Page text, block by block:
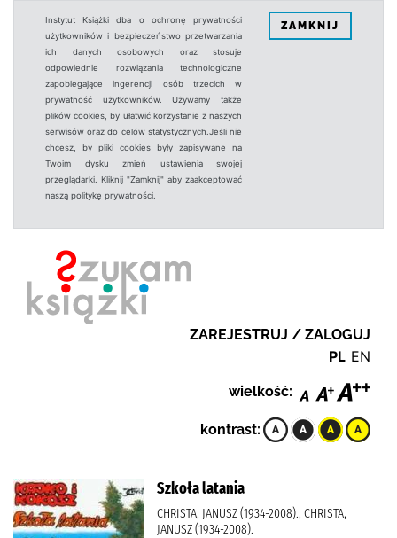
Instytut Książki dba o ochronę prywatności
użytkowników i bezpieczeństwo przetwarzania
ich danych osobowych oraz stosuje
odpowiednie rozwiązania technologiczne
zapobiegające ingerencji osób trzecich w
prywatność użytkowników. Używamy także
plików cookies, by ułatwić korzystanie z naszych
serwisów oraz do celów statystycznych.Jeśli nie
chcesz, by pliki cookies były zapisywane na
Twoim dysku zmień ustawienia swojej
przeglądarki. Kliknij "Zamknij" aby zaakceptować
naszą politykę prywatności.
ZAMKNIJ
ZAREJESTRUJ / ZALOGUJ
PL EN
wielkość:
kontrast:
Szkoła latania
CHRISTA, JANUSZ (1934-2008)., CHRISTA,
JANUSZ (1934-2008).